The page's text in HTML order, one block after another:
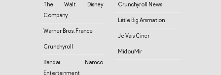
The Walt Disney
Company
Warner Bros. France
Crunchyroll
Bandai Namco
Entertainment
Crunchyroll News
Little Big Animation
Je Vais Ciner
MidouMir